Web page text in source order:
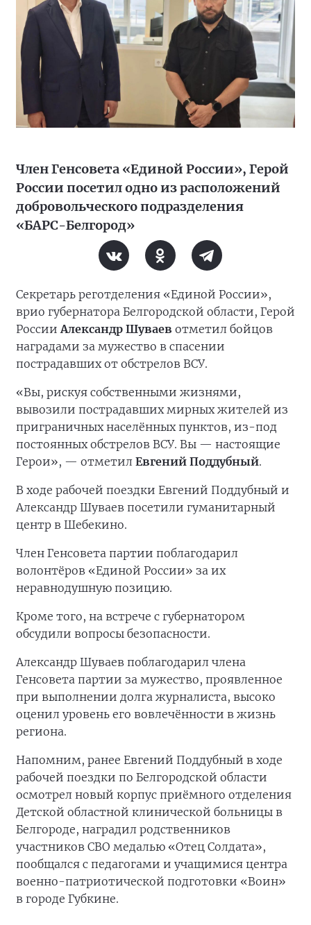
Член Генсовета «Единой России», Герой
России посетил одно из расположений
добровольческого подразделения
«БАРС-Белгород»
Секретарь реготделения «Единой России»,
врио губернатора Белгородской области, Герой
РоссииАлександр Шуваев отметил бойцов
наградами за мужество в спасении
пострадавших от обстрелов ВСУ.
«Вы, рискуя собственными жизнями,
вывозили пострадавших мирных жителей из
приграничных населённых пунктов, из-под
постоянных обстрелов ВСУ. Вы — настоящие
Герои», — отметил Евгений Поддубный.
В ходе рабочей поездки Евгений Поддубный и
Александр Шуваев посетили гуманитарный
центр в Шебекино.
Член Генсовета партии поблагодарил
волонтёров «Единой России» за их
неравнодушную позицию.
Кроме того, на встрече с губернатором
обсудили вопросы безопасности.
Александр Шуваев поблагодарил члена
Генсовета партии за мужество, проявленное
при выполнении долга журналиста, высоко
оценил уровень его вовлечённости в жизнь
региона.
Напомним, ранее Евгений Поддубный в ходе
рабочей поездки по Белгородской области
осмотрел новый корпус приёмного отделения
Детской областной клинической больницы в
Белгороде, наградил родственников
участников СВО медалью «Отец Солдата»,
пообщался с педагогами и учащимися центра
военно-патриотической подготовки «Воин»
в городе Губкине.